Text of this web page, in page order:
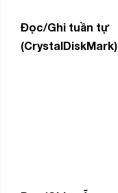
Đọc/Ghi tuần tự
(CrystalDiskMark)